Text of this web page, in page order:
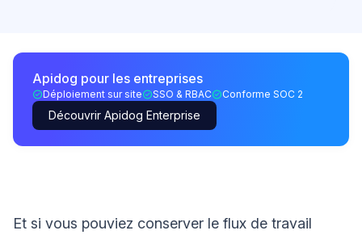
Apidog pour les entreprises
Déploiement sur site SSO & RBAC Conforme SOC 2
Découvrir Apidog Enterprise
Et si vous pouviez conserver le flux de travail